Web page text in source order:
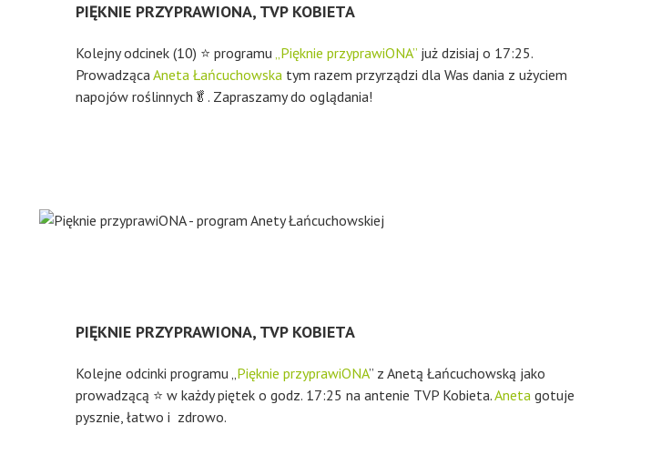
PIĘKNIE PRZYPRAWIONA, TVP KOBIETA
Kolejny odcinek (10) ⭐ programu„Pięknie przyprawiONA” już dzisiaj o 17:25.
ProwadzącaAneta Łańcuchowska tym razem przyrządzi dla Was dania z użyciem
napojów roślinnych🥬. Zapraszamy do oglądania!
PIĘKNIE PRZYPRAWIONA, TVP KOBIETA
Kolejne odcinki programu „Pięknie przyprawiONA” z Anetą Łańcuchowską jako
prowadzącą ⭐ w każdy piętek o godz. 17:25 na antenie TVP Kobieta.Aneta gotuje
pysznie, łatwo i zdrowo.